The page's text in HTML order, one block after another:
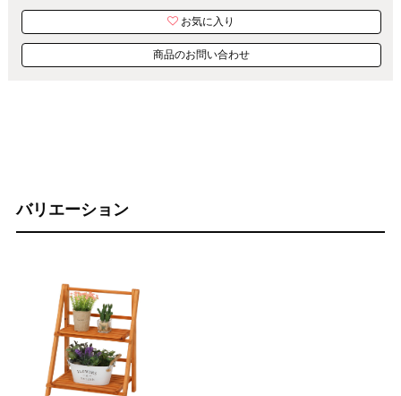
お気に入り
商品のお問い合わせ
バリエーション